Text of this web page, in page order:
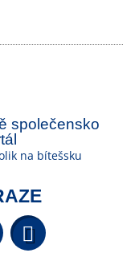
společensko
na bítešsku
YouTube